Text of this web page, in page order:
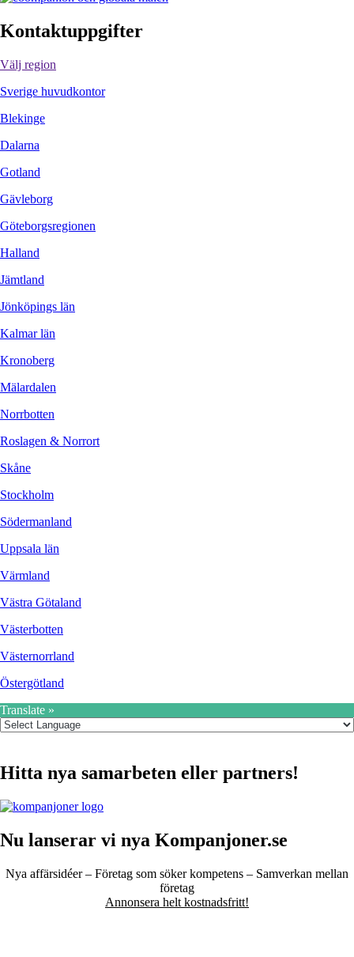
Kontaktuppgifter
Välj region
Sverige huvudkontor
Blekinge
Dalarna
Gotland
Gävleborg
Göteborgsregionen
Halland
Jämtland
Jönköpings län
Kalmar län
Kronoberg
Mälardalen
Norrbotten
Roslagen & Norrort
Skåne
Stockholm
Södermanland
Uppsala län
Värmland
Västra Götaland
Västerbotten
Västernorrland
Östergötland
Translate »
Hitta nya samarbeten eller partners!
Nu lanserar vi nya Kompanjoner.se
Nya affärsidéer – Företag som söker kompetens – Samverkan mellan
företag
Annonsera helt kostnadsfritt!